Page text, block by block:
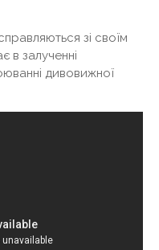
зі своїм
в залученні
дивовижної